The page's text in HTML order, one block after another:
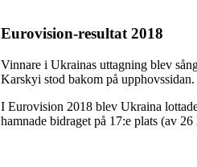
Eurovision-resultat 2018
Vinnare i Ukrainas uttagning blev
Karskyi stod bakom på upphovssidan.
I Eurovision 2018 blev Ukraina
hamnade bidraget på 17:e plats (av